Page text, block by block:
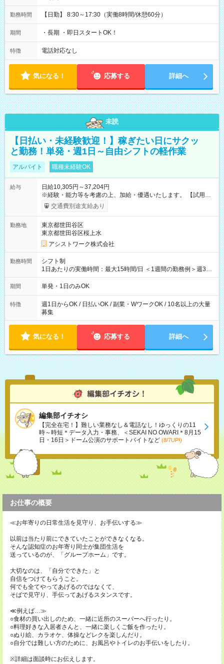
勤務時間 【日勤】 8:30～17:30（実働8時間/休憩60分）
期間 ・長期 ・即日スタートOK！
特徴 電話対応なし
気になる！ 応募する 詳細へ
未読
【日払い・未経験歓迎！】稼ぎたい日にサクッ
と勤務！単発・週1日～自由シフトの軽作業
アルバイト 職種未経験OK
給与
日給10,305円～37,204円
※経験・能力等を考慮の上、加給・優遇いたします。 【試用期
間】試用期間なし
交通費別途支給あり
勤務地
東京都世田谷区
東京都世田谷区桜上水
アシストワーク株式会社
勤務時間
シフト制
1日あたりの実働時間：最大15時間/日 ＜1週間の勤務例＞週3回
勤務 勤務：月・水・金 休み：火・木・土・日 好きな時にお仕事
可能です！ ※1日あたりの最大実働時間は日勤、夜勤共に勤務し
期間 単発・1日のみOK
特徴
週1日からOK / 日払いOK / 副業・WワークOK / 10名以上の大量
募集
気になる！ 応募する 詳細へ
編集部イチオシ
【完全在宅！】難しい業務なし＆電話なし！ゆっくりの11
時～時短＊データ入力・事務、＜SEKAI NO OWARI＊8月15
日・16日＞ドーム公演のサポートバイトなど (8/7UP!)
お仕事の概要
≪お年寄りの日常生活を見守り、お手伝いする≫
以前は当たり前にできていたことができなくなる。
そんな認知症のお年寄り同士が集団生活を
送っているのが、「グループホーム」です。
大切なのは、「自分でできた」と
自信をつけてもらうこと。
何でも全てやってあげるのではなくて、
そばで見守り、手伝ってあげるスタンスです。
≪例えば…≫
○食材の買い出しのため、一緒に近所のスーパーへ行ったり。
○料理好きな入居者さんと、一緒に楽しくご飯を作ったり。
○ぬり絵、カラオケ、体操などレクを楽しんだり。
○自分では難しい方のために、お風呂やトイレのお手伝いをしたり。
※詳細は面談時にお伝えします。